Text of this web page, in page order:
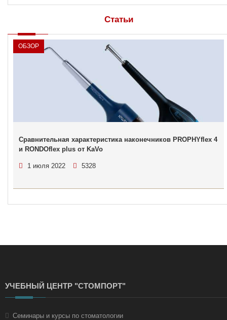
Статьи
ОБЗОР
Сравнительная характеристика наконечников PROPHYflex 4
и RONDOflex plus от KaVo
1 июля 2022 5328
УЧЕБНЫЙ ЦЕНТР "СТОМПОРТ"
Семинары и курсы по стоматологии